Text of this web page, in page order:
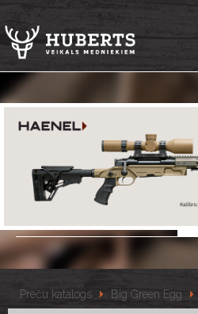
Preču katalogs Big Green Egg